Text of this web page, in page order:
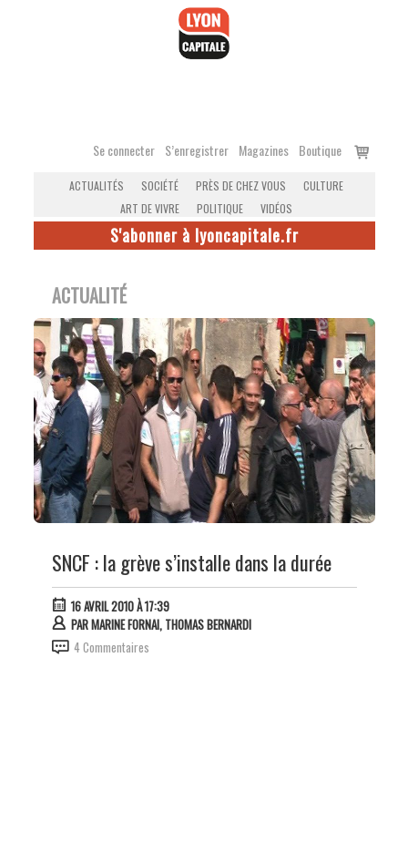
Se connecter S’enregistrer Magazines Boutique
Voir
ACTUALITÉS SOCIÉTÉ PRÈS DE CHEZ VOUS
CULTURE
ART DE VIVRE
POLITIQUE VIDÉOS
S'abonner à lyoncapitale.fr
ACTUALITÉ
SNCF : la grève s’installe dans la durée
16 AVRIL 2010 À 17:39
PARMARINE FORNAI, THOMAS BERNARDI
4 Commentaires